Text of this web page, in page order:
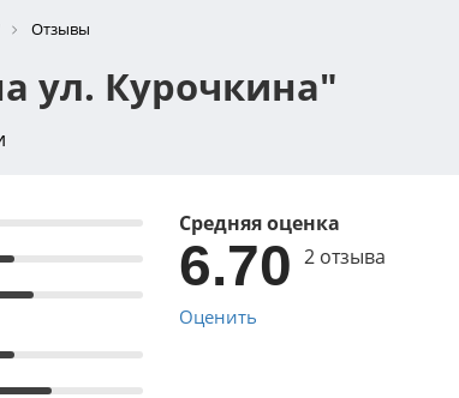
Отзывы
ул. Курочкина"
Средняя оценка
6.70 2 отзыва
Оценить